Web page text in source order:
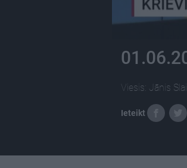
Viesis: Jānis
Ieteikt